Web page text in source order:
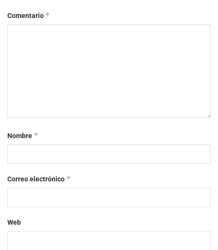
Comentario *
Nombre *
Correo electrónico *
Web